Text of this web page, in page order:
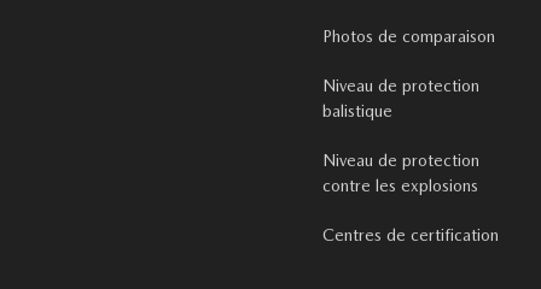
Photos de comparaison
Niveau de protection
balistique
Niveau de protection
contre les explosions
Centres de certification